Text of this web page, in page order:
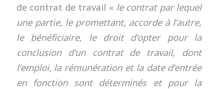
de contrat de travail « le contrat par lequel
une partie, le promettant, accorde à l’autre,
le bénéficiaire, le droit d’opter pour la
conclusion d’un contrat de travail, dont
l’emploi, la rémunération et la date d’entrée
en fonction sont déterminés et pour la